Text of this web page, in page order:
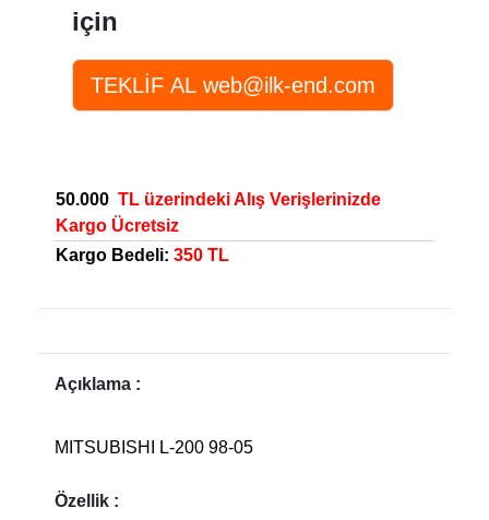
için
50.000 TL üzerindeki Alış Verişlerinizde
Kargo Ücretsiz
Kargo Bedeli: 350 TL
Açıklama :
MITSUBISHI L-200 98-05
Özellik :